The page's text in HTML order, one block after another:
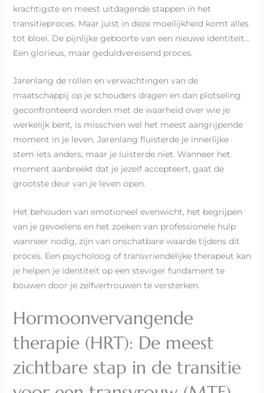
krachtigste en meest uitdagende stappen in het
transitieproces. Maar juist in deze moeilijkheid komt alles
tot bloei. De pijnlijke geboorte van een nieuwe identiteit…
Een glorieus, maar geduldvereisend proces.
Jarenlang de rollen en verwachtingen van de
maatschappij op je schouders dragen en dan plotseling
geconfronteerd worden met de waarheid over wie je
werkelijk bent, is misschien wel het meest aangrijpende
moment in je leven. Jarenlang fluisterde je innerlijke
stem iets anders, maar je luisterde niet. Wanneer het
moment aanbreekt dat je jezelf accepteert, gaat de
grootste deur van je leven open.
Het behouden van emotioneel evenwicht, het begrijpen
van je gevoelens en het zoeken van professionele hulp
wanneer nodig, zijn van onschatbare waarde tijdens dit
proces. Een psycholoog of transvriendelijke therapeut kan
je helpen je identiteit op een steviger fundament te
bouwen door je zelfvertrouwen te versterken.
Hormoonvervangende
therapie (HRT): De meest
zichtbare stap in de transitie